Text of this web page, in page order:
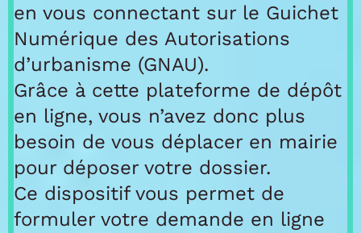
en vous connectant sur le Guichet
Numérique des Autorisations
d’urbanisme (GNAU).
Grâce à cette plateforme de dépôt
en ligne, vous n’avez donc plus
besoin de vous déplacer en mairie
pour déposer votre dossier.
Ce dispositif vous permet de
formuler votre demande en ligne